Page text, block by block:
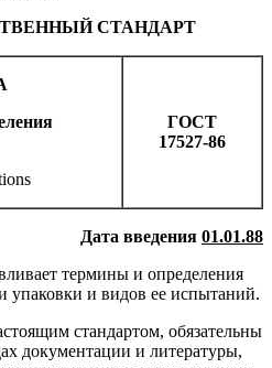
СТАНДАРТ
ГОСТ
17527-86
Дата введения 01.01.88
термины и определения
упаковки и видов ее испытаний.
стандартом, обязательны
документации и литературы,